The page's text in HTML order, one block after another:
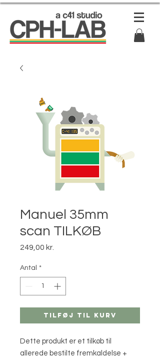
Manuel 35mm
scan TILKØB
249,00 kr.
Antal *
Tilføj til kurv
Dette produkt er et tilkøb til
allerede bestilte fremkaldelse +